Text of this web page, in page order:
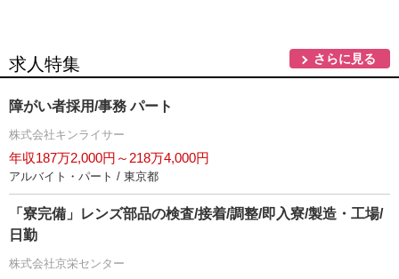
求人特集 さらに見る
障がい者採用/事務 パート
株式会社キンライサー
年収187万2,000円～218万4,000円
アルバイト・パート / 東京都
「寮完備」レンズ部品の検査/接着/調整/即入寮/製造・工場/
日勤
株式会社京栄センター